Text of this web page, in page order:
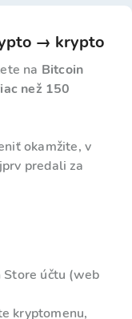
→ krypto
na Bitcoin
než 150
okamžite, v
predali za
účtu (web
kryptomenu,